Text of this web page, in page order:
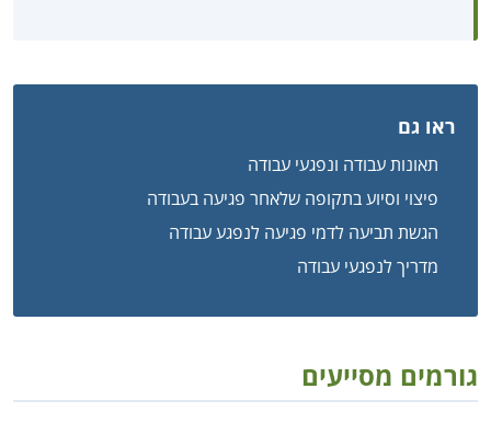
ראו גם
תאונות עבודה ונפגעי עבודה
פיצוי וסיוע בתקופה שלאחר פגיעה בעבודה
הגשת תביעה לדמי פגיעה לנפגע עבודה
מדריך לנפגעי עבודה
גורמים מסייעים